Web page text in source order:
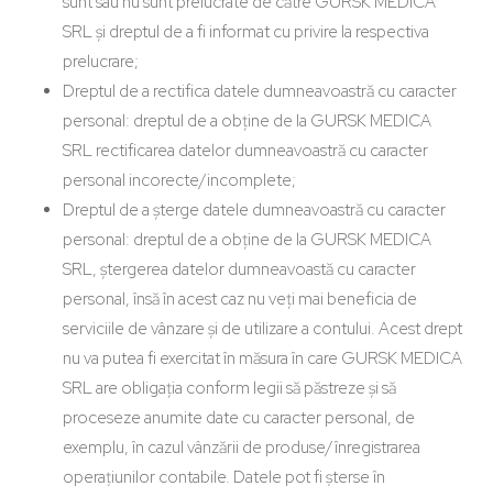
SRL și dreptul de a fi informat cu privire la respectiva
prelucrare;
Dreptul de a rectifica datele dumneavoastră cu caracter
personal: dreptul de a obține de la GURSK MEDICA
SRL rectificarea datelor dumneavoastră cu caracter
personal incorecte/incomplete;
Dreptul de a șterge datele dumneavoastră cu caracter
personal: dreptul de a obține de la GURSK MEDICA
SRL, ștergerea datelor dumneavoastă cu caracter
personal, însă în acest caz nu veți mai beneficia de
serviciile de vânzare și de utilizare a contului. Acest drept
nu va putea fi exercitat în măsura în care GURSK MEDICA
SRL are obligația conform legii să păstreze și să
proceseze anumite date cu caracter personal, de
exemplu, în cazul vânzării de produse/înregistrarea
operațiunilor contabile. Datele pot fi șterse în